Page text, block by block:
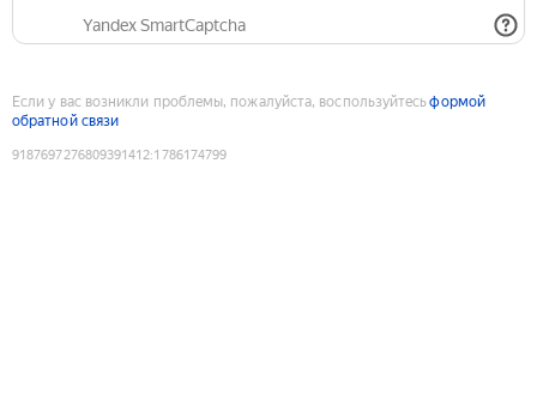
Yandex SmartCaptcha
Если у вас возникли проблемы, пожалуйста, воспользуйтесьформой
обратной связи
9187697276809391412:1786174799